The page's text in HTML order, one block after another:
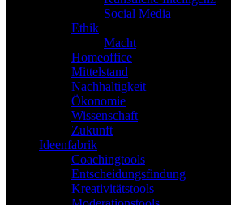
Social Media
Ethik
Macht
Homeoffice
Mittelstand
Nachhaltigkeit
Ökonomie
Wissenschaft
Zukunft
Ideenfabrik
Coachingtools
Entscheidungsfindung
Kreativitätstools